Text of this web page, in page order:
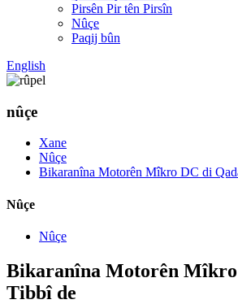
Pirsên Pir tên Pirsîn
Nûçe
Paqij bûn
English
nûçe
Xane
Nûçe
Bikaranîna Motorên Mîkro DC di
Nûçe
Nûçe
Bikaranîna Motorên Mîkro
Tibbî de